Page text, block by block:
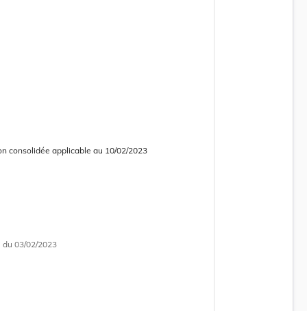
consolidée obsolète
consolidée applicable au 10/02/2023
du 03/02/2023